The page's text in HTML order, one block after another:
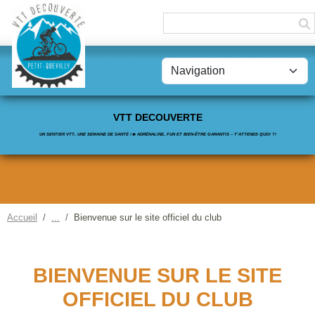
VTT DECOUVERTE
UN SENTIER VTT, UNE SEMAINE DE SANTÉ !🔥 ADRÉNALINE, FUN ET BIEN-ÊTRE GARANTIS – T’ATTENDS QUOI ?!
Accueil Bienvenue sur le site officiel du club
BIENVENUE SUR LE SITE
OFFICIEL DU CLUB
Panneau de gestion des cookies